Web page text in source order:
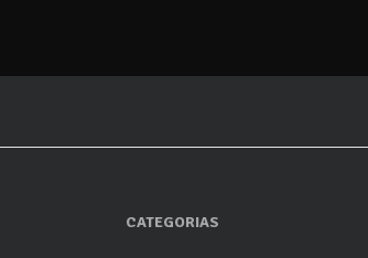
CATEGORIAS